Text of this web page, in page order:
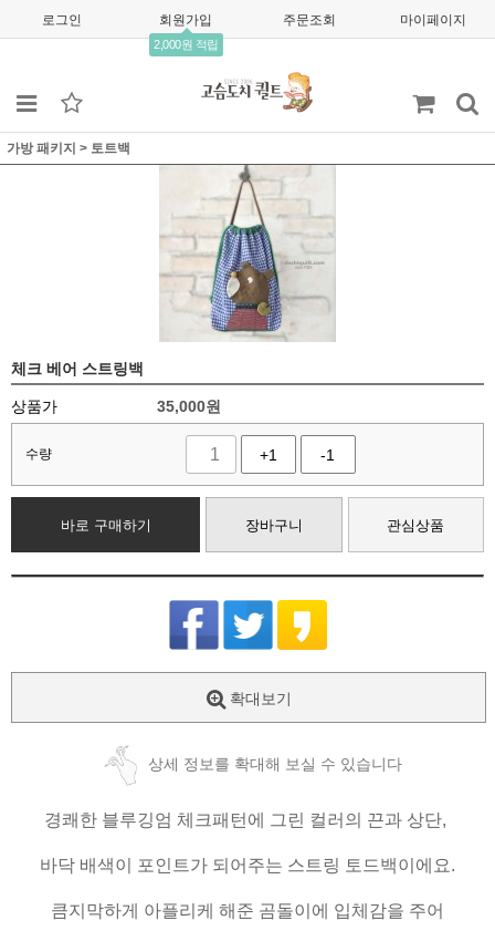
로그인 회원가입
2,000원 적립
주문조회 마이페이지
가방 패키지 > 토트백
체크 베어 스트링백
상품가 35,000원
수량 +1 -1
바로 구매하기 장바구니 관심상품
확대보기
상세 정보를 확대해 보실 수 있습니다
경쾌한 블루깅엄 체크패턴에 그린 컬러의 끈과 상단,
바닥 배색이 포인트가 되어주는 스트링 토드백이에요.
큼지막하게 아플리케 해준 곰돌이에 입체감을 주어